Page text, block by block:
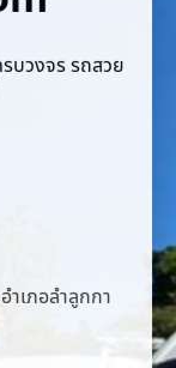
วงจร รถสวย
เภอลำลูกกา